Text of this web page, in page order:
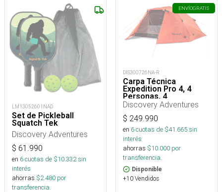
LM13052601NAD
Set de Pickleball
Squatch Tek
Discovery Adventures
$ 61.990
en 6cuotas de $10.332sin
interés
ahorras $2.480 por
transferencia.
ENVÍOGRATIS
DIS300726NA-R
Carpa Técnica
Expedition Pro 4, 4
Personas, 4
Estaciones 5000mm
Discovery Adventures
$ 249.990
en 6cuotas de $41.665sin
interés
ahorras $10.000 por
transferencia.
Disponible
+10 Vendidos